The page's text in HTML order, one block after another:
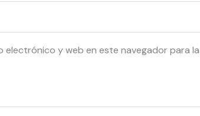
electrónico y web en este navegador para